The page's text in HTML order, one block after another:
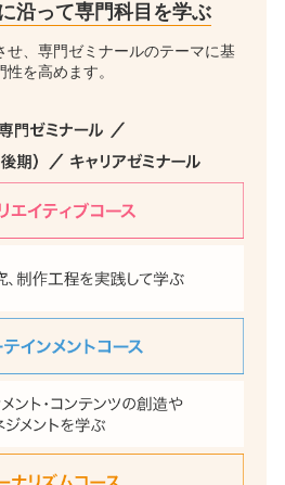
沿って専門科目を学ぶ
せ、専門ゼミナールのテーマに基
を高めます。